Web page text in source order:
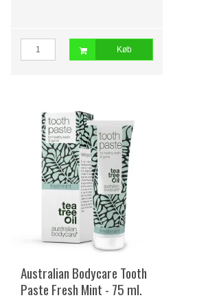
Køb
Australian Bodycare Tooth
Paste Fresh Mint - 75 ml.